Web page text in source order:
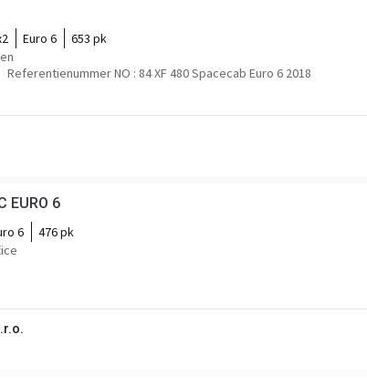
Euro 6
653 pk
Referentienummer NO : 84 XF 480 Spacecab Euro 6 2018
EURO 6
6
476 pk